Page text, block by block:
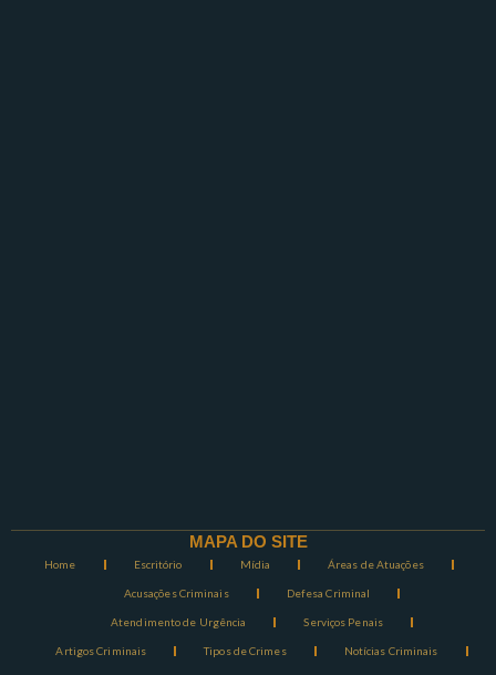
MAPA DO SITE
Home Escritório Mídia Áreas de Atuações
Acusações Criminais Defesa Criminal
Atendimento de Urgência Serviços Penais
Artigos Criminais Tipos de Crimes Notícias Criminais